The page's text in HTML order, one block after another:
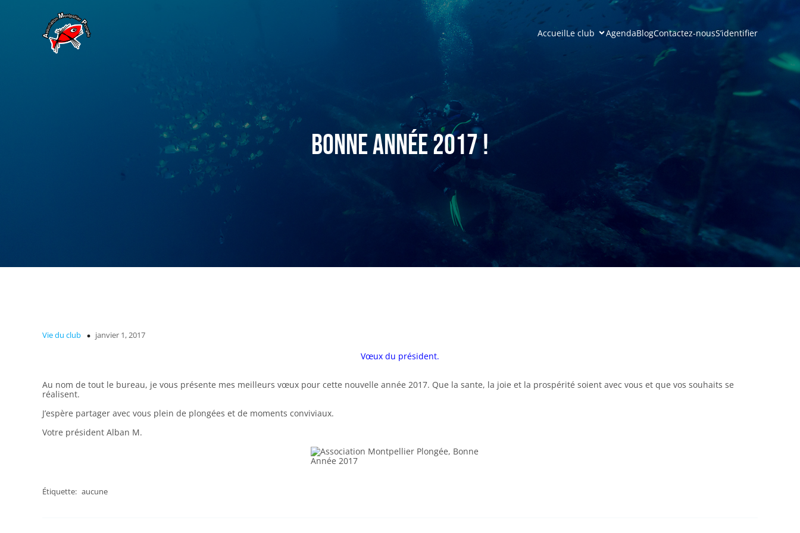
AccueilLe club AgendaBlogContactez-nousS’identifier
Bonne année 2017 !
Vie du club janvier 1, 2017
Vœux du président.
Au nom de tout le bureau, je vous présente mes meilleurs vœux pour cette nouvelle année 2017. Que la sante, la joie et la prospérité soient avec vous et que vos souhaits se
réalisent.
J’espère partager avec vous plein de plongées et de moments conviviaux.
Votre président Alban M.
Étiquette: aucune